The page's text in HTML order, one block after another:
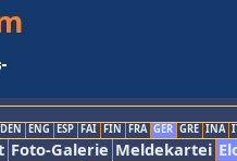
DEN ENG ESP FAI FIN FRA GER GRE INA
Foto-Galerie Meldekartei